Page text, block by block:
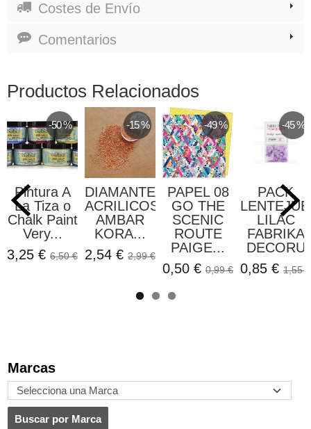
Marcas
Costes de Envío
Comentarios
Productos Relacionados
-50 %
Pintura A
La Tiza o
Chalk Paint
Very...
3,25 €6,50 €
-15 %
DIAMANTES
ACRILICOS
AMBAR
KORA...
2,54 €2,99 €
-49 %
PAPEL 08
GO THE
SCENIC
ROUTE
PAIGE...
0,50 €0,99 €
-45 %
PACK
LILAC
FABRIKA
DECORU
0,85 €1,55 €